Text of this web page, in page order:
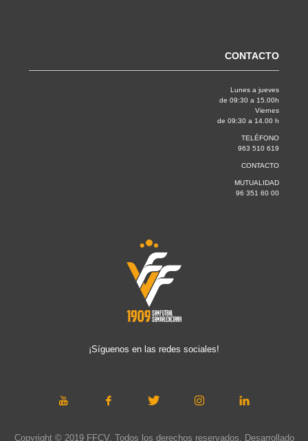
CONTACTO
Lunes a jueves
de 09:30 a 15.00h
Viernes
de 09:30 a 14.00 h
TELÉFONO
963 510 619
CONTACTO
MUTUALIDAD
96 351 60 00
¡Síguenos en las redes sociales!
Copyright © 2019 FFCV. Todos los derechos reservados. Desarrollado